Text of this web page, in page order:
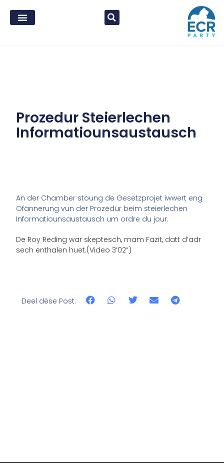
Prozedur Steierlechen
Informatiounsaustausch
An der Chamber stoung de Gesetzprojet iwwert eng
Ofännerung vun der Prozedur beim steierlechen
Informatiounsaustausch um ordre du jour.
De Roy Reding war skeptesch, mam Fazit, datt d’adr
sech enthalen huet.(Video 3’02”)
Deel dëse Post: